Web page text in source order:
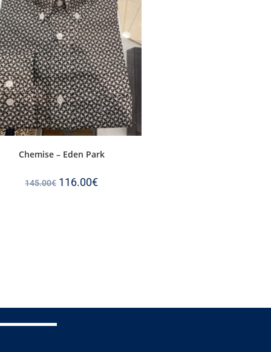
Chemise – Eden Park
145.00€ 116.00€